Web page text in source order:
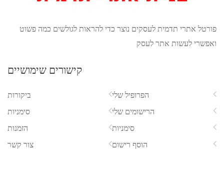
אתרי תדמית לעסקים נוצר כדי להראות לגולשים כמה פשוט
לעשות אתר לעסק
קישורים שימושיים
ביקורות
סימניות
הזמנות
צור קשר
הפרופיל שלי
הרישומים שלי
סימניות
הוסף רישום